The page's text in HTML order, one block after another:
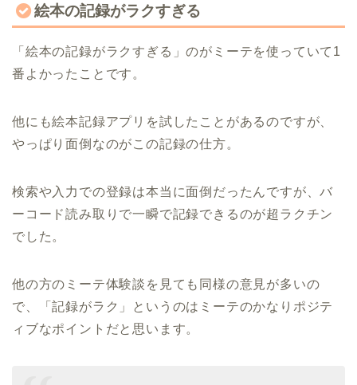
絵本の記録がラクすぎる
「絵本の記録がラクすぎる」のがミーテを使っていて1
番よかったことです。
他にも絵本記録アプリを試したことがあるのですが、
やっぱり面倒なのがこの記録の仕方。
検索や入力での登録は本当に面倒だったんですが、バ
ーコード読み取りで一瞬で記録できるのが超ラクチン
でした。
他の方のミーテ体験談を見ても同様の意見が多いの
で、「記録がラク」というのはミーテのかなりポジテ
ィブなポイントだと思います。